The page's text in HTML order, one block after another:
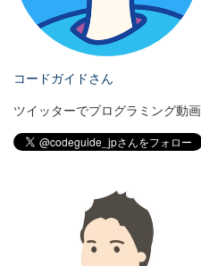
コードガイドさん
ツイッターでプログラミング動